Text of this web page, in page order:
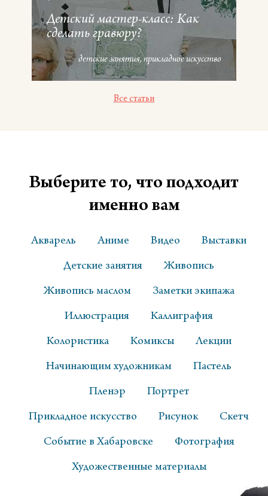
Детский мастер-класс: Как
сделать гравюру?
детские занятия прикладное искусство
Все статьи
Выберите то, что подходит
именно вам
Акварель Аниме Видео Выставки
Детские занятия Живопись
Живопись маслом Заметки экипажа
Иллюстрация Каллиграфия
Колористика Комиксы Лекции
Начинающим художникам Пастель
Пленэр Портрет
Прикладное искусство Рисунок Скетч
Событие в Хабаровске Фотография
Художественные материалы